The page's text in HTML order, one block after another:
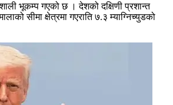
भूकम्प गएको छ । देशको दक्षिणी प्रशान्त
सीमा क्षेत्रमा गएराति ७.३ म्याग्निच्युडको